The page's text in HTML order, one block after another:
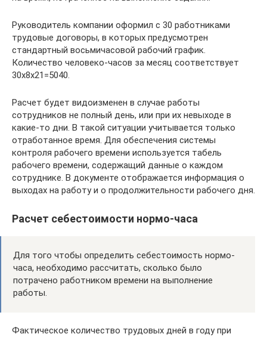
Руководитель компании оформил с 30 работниками
трудовые договоры, в которых предусмотрен
стандартный восьмичасовой рабочий график.
Количество человеко-часов за месяц соответствует
30х8х21=5040.
Расчет будет видоизменен в случае работы
сотрудников не полный день, или при их невыходе в
какие-то дни. В такой ситуации учитывается только
отработанное время. Для обеспечения системы
контроля рабочего времени используется табель
рабочего времени, содержащий данные о каждом
сотруднике. В документе отображается информация о
выходах на работу и о продолжительности рабочего дня.
Расчет себестоимости нормо-часа
Для того чтобы определить себестоимость нормо-
часа, необходимо рассчитать, сколько было
потрачено работником времени на выполнение
работы.
Фактическое количество трудовых дней в году при